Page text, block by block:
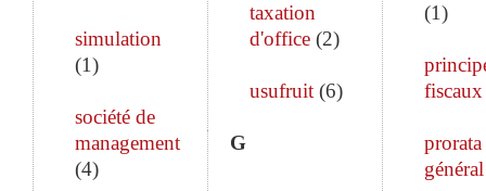
simulation
(1)
société de
management
(4)
taxation
d'office(2)
usufruit(6)
G
(1)
fiscaux
prorata
général